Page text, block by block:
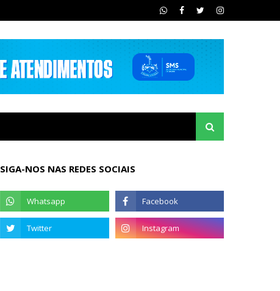
SIGA-NOS NAS REDES SOCIAIS